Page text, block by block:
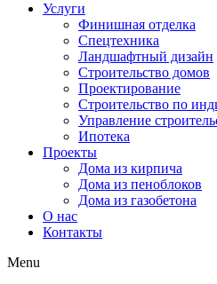
Услуги
Финишная отделка
Спецтехника
Ландшафтный дизайн
Строительство домов
Проектирование
Строительство по
Управление
Ипотека
Проекты
Дома из кирпича
Дома из пеноблоков
Дома из газобетона
О нас
Контакты
Menu